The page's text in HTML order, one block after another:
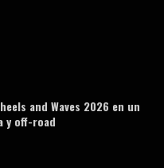
and Waves 2026 en un
y off-road